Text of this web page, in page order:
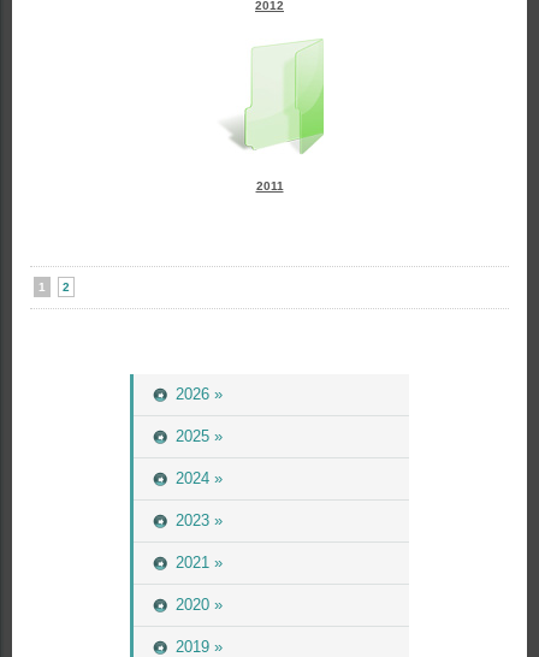
2026 »
2025 »
2024 »
2023 »
2021 »
2020 »
2019 »
2012
2011
1 2